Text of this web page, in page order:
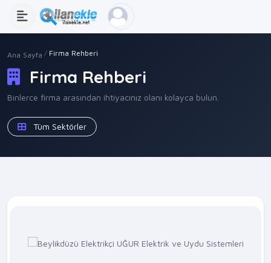
Ana Sayfa Firma Rehberi
Firma Rehberi
Binlerce firma arasından ihtiyacınız olanı kolayca bulun.
Tüm Sektörler